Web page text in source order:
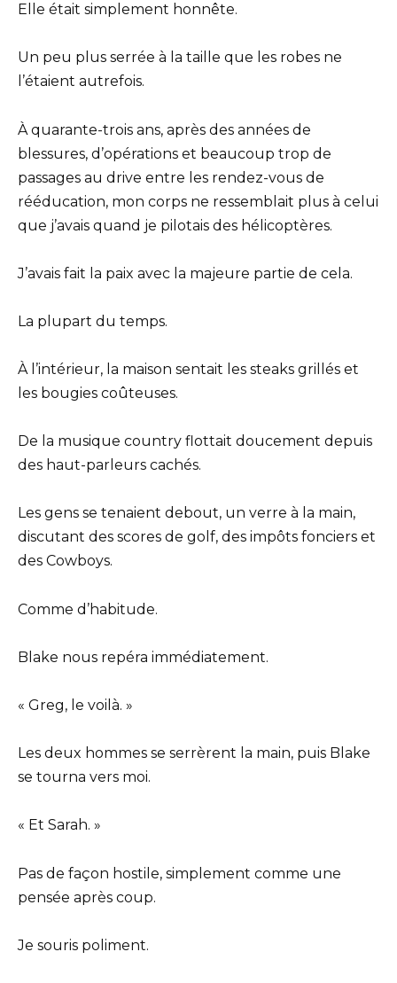
Elle était simplement honnête.
Un peu plus serrée à la taille que les robes ne
l’étaient autrefois.
À quarante-trois ans, après des années de
blessures, d’opérations et beaucoup trop de
passages au drive entre les rendez-vous de
rééducation, mon corps ne ressemblait plus à celui
que j’avais quand je pilotais des hélicoptères.
J’avais fait la paix avec la majeure partie de cela.
La plupart du temps.
À l’intérieur, la maison sentait les steaks grillés et
les bougies coûteuses.
De la musique country flottait doucement depuis
des haut-parleurs cachés.
Les gens se tenaient debout, un verre à la main,
discutant des scores de golf, des impôts fonciers et
des Cowboys.
Comme d’habitude.
Blake nous repéra immédiatement.
« Greg, le voilà. »
Les deux hommes se serrèrent la main, puis Blake
se tourna vers moi.
« Et Sarah. »
Pas de façon hostile, simplement comme une
pensée après coup.
Je souris poliment.